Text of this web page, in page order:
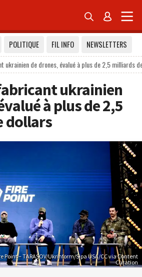
 
POLITIQUE FIL INFO
NEWSLETTERS
ukrainien de drones, évalué à plus de 2,5 milliards
ukrainien
à plus de 2,5
dollars
Point – TARASOV/Ukrinform/Sipa USA/CC via Content
Curation